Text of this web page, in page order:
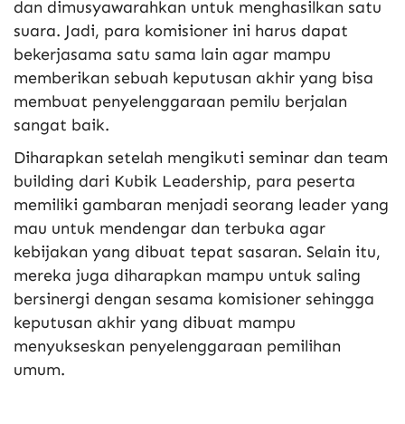
dan dimusyawarahkan untuk menghasilkan satu
suara. Jadi, para komisioner ini harus dapat
bekerjasama satu sama lain agar mampu
memberikan sebuah keputusan akhir yang bisa
membuat penyelenggaraan pemilu berjalan
sangat baik.
Diharapkan setelah mengikuti seminar dan team
building dari Kubik Leadership, para peserta
memiliki gambaran menjadi seorang leader yang
mau untuk mendengar dan terbuka agar
kebijakan yang dibuat tepat sasaran. Selain itu,
mereka juga diharapkan mampu untuk saling
bersinergi dengan sesama komisioner sehingga
keputusan akhir yang dibuat mampu
menyukseskan penyelenggaraan pemilihan
umum.